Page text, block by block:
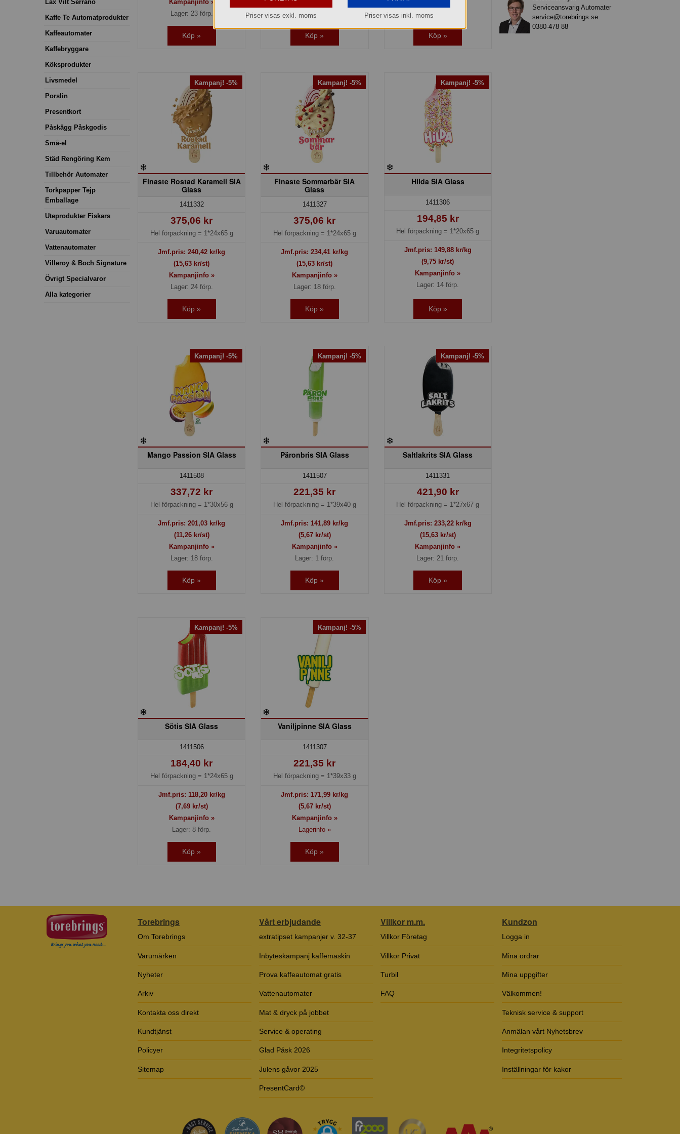
Lax Vilt Serrano
Kaffe Te Automatprodukter
Kaffeautomater
Kaffebryggare
Köksprodukter
Livsmedel
Porslin
Presentkort
Påskägg Påskgodis
Små-el
Städ Rengöring Kem
Tillbehör Automater
Torkpapper Tejp
Emballage
Uteprodukter Fiskars
Varuautomater
Vattenautomater
Villeroy & Boch Signature
Övrigt Specialvaror
Alla kategorier
Kampanjinfo »
Lager: 23 förp.
Köp »
Lager: 11 förp.
Köp » Köp »
Kampanj! -5%
Finaste Rostad Karamell SIA
Glass
1411332
375,06 kr
Hel förpackning = 1*24x65 g
Jmf.pris:240,42 kr/kg
(15,63 kr/st)
Kampanjinfo »
Lager: 24 förp.
Köp »
Kampanj! -5%
Finaste Sommarbär SIA
Glass
1411327
375,06 kr
Hel förpackning = 1*24x65 g
Jmf.pris:234,41 kr/kg
(15,63 kr/st)
Kampanjinfo »
Lager: 18 förp.
Köp »
Kampanj! -5%
Hilda SIA Glass
1411306
194,85 kr
Hel förpackning = 1*20x65 g
Jmf.pris: 149,88kr/kg
(9,75 kr/st)
Kampanjinfo »
Lager: 14 förp.
Köp »
Kampanj! -5%
Mango Passion SIA Glass
1411508
337,72 kr
Hel förpackning = 1*30x56 g
Jmf.pris:201,03 kr/kg
(11,26 kr/st)
Kampanjinfo »
Lager: 18 förp.
Köp »
Kampanj! -5%
Päronbris SIA Glass
1411507
221,35 kr
Hel förpackning = 1*39x40 g
Jmf.pris: 141,89 kr/kg
(5,67 kr/st)
Kampanjinfo »
Lager: 1 förp.
Köp »
Kampanj! -5%
Saltlakrits SIA Glass
1411331
421,90 kr
Hel förpackning = 1*27x67 g
Jmf.pris: 233,22kr/kg
(15,63 kr/st)
Kampanjinfo »
Lager: 21 förp.
Köp »
Kampanj! -5%
Sötis SIA Glass
1411506
184,40 kr
Hel förpackning = 1*24x65 g
Jmf.pris: 118,20kr/kg
(7,69 kr/st)
Kampanjinfo »
Lager: 8 förp.
Köp »
Kampanj! -5%
Vaniljpinne SIA Glass
1411307
221,35 kr
Hel förpackning = 1*39x33 g
Jmf.pris: 171,99 kr/kg
(5,67 kr/st)
Kampanjinfo »
Lagerinfo »
Köp »
Serviceansvarig Automater
service@torebrings.se
0380-478 88
Torebrings
Om Torebrings
Varumärken
Nyheter
Arkiv
Kontakta oss direkt
Kundtjänst
Policyer
Sitemap
Vårt erbjudande
extratipset kampanjer v. 32-37
Inbyteskampanj kaffemaskin
Prova kaffeautomat gratis
Vattenautomater
Mat & dryck på jobbet
Service & operating
Glad Påsk 2026
Julens gåvor 2025
PresentCard©
Villkor m.m.
Villkor Företag
Villkor Privat
Turbil
FAQ
Kundzon
Logga in
Mina ordrar
Mina uppgifter
Välkommen!
Teknisk service & support
Anmälan vårt Nyhetsbrev
Integritetspolicy
Inställningar för kakor
Priser visas exkl. moms Priser visas inkl. moms